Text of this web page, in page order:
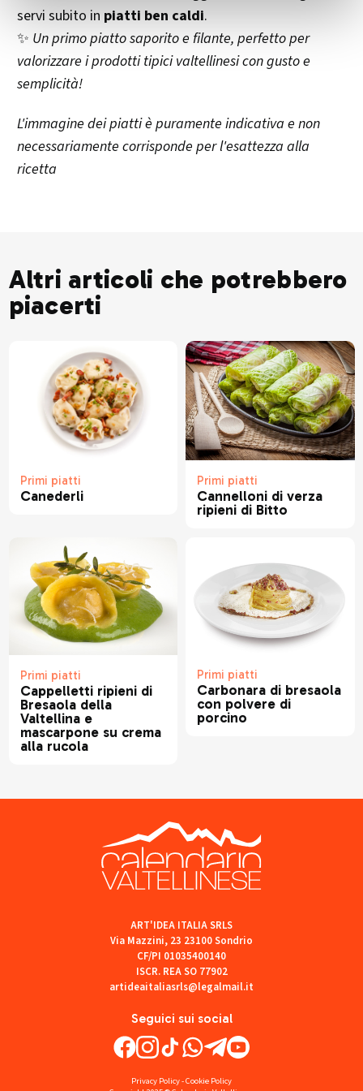
servi subito in piatti ben caldi.
✨ Un primo piatto saporito e filante, perfetto per
valorizzare i prodotti tipici valtellinesi con gusto e
semplicità!
L'immagine dei piatti è puramente indicativa e non
necessariamente corrisponde per l'esattezza alla
ricetta
Altri articoli che potrebbero
piacerti
Primi piatti
Canederli
Primi piatti
Cannelloni di verza
ripieni di Bitto
Primi piatti
Cappelletti ripieni di
Bresaola della
Valtellina e
mascarpone su crema
alla rucola
Primi piatti
Carbonara di bresaola
con polvere di
porcino
Seguici sui social
ART'IDEA ITALIA SRLS
Via Mazzini, 23 23100 Sondrio
CF/PI 01035400140
ISCR. REA SO 77902
artideaitaliasrls@legalmail.it
Privacy Policy-Cookie Policy